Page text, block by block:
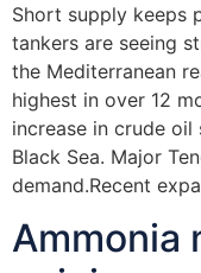
Short supply keeps
tankers are seeing
the Mediterranean
highest in over 12
increase in crude
Black Sea. Major
demand.Recent
Ammonia